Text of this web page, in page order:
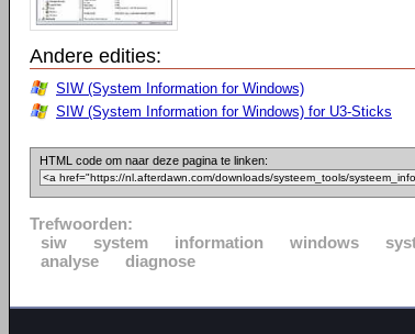
Andere edities:
SIW (System Information for Windows)
SIW (System Information for Windows) for U3-Sticks
HTML code om naar deze pagina te linken:
Trefwoorden:
siw
system information windows
analyse
diagnose